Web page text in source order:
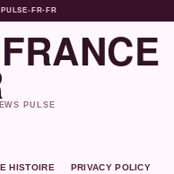
• FR-FR
PULSE
HISTOIRE PRIVACY POLICY